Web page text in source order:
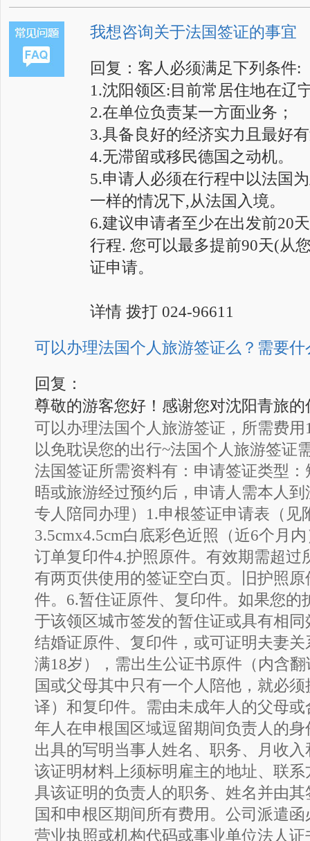
我想咨询关于法国签证的事宜
回复：客人必须满足下列条件:
1.沈阳领区:目前常居住地在辽
2.在单位负责某一方面业务；
3.具备良好的经济实力且最好
4.无滞留或移民德国之动机。
5.申请人必须在行程中以法国
一样的情况下,从法国入境。
6.建议申请者至少在出发前20
行程. 您可以最多提前90天(从
证申请。
详情 拨打 024-96611
可以办理法国个人旅游签证么？需要什
回复：
尊敬的游客您好！感谢您对沈阳青旅
可以办理法国个人旅游签证，所需费
以免耽误您的出行~法国个人旅游签证
法国签证所需资料有：申请签证类型
晤或旅游经过预约后，申请人需本人
专人陪同办理）1.申根签证申请表（见
3.5cmx4.5cm白底彩色近照（近6个月
订单复印件4.护照原件。有效期需超
有两页供使用的签证空白页。旧护照
件。6.暂住证原件、复印件。如果您
于该领区城市签发的暂住证或具有相
结婚证原件、复印件，或可证明夫妻
满18岁），需出生公证书原件（内含
国或父母其中只有一个人陪他，就必
译）和复印件。需由未成年人的父母
年人在申根国区域逗留期间负责人的
出具的写明当事人姓名、职务、月收
该证明材料上须标明雇主的地址、联
具该证明的负责人的职务、姓名并由
国和申根区期间所有费用。公司派遣
营业执照或机构代码或事业单位法人